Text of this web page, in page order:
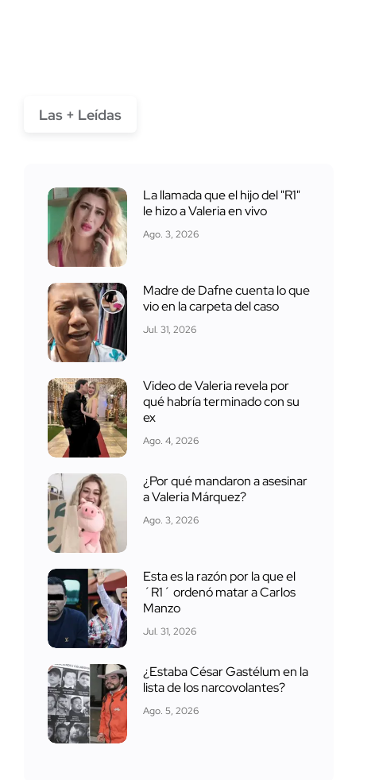
Las + Leídas
La llamada que el hijo del "R1"
le hizo a Valeria en vivo
Ago. 3, 2026
Madre de Dafne cuenta lo que
vio en la carpeta del caso
Jul. 31, 2026
Video de Valeria revela por
qué habría terminado con su
ex
Ago. 4, 2026
¿Por qué mandaron a asesinar
a Valeria Márquez?
Ago. 3, 2026
Esta es la razón por la que el
´R1´ ordenó matar a Carlos
Manzo
Jul. 31, 2026
¿Estaba César Gastélum en la
lista de los narcovolantes?
Ago. 5, 2026